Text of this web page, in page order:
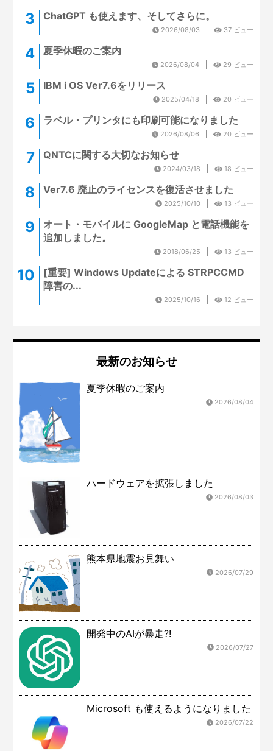
ChatGPT も使えます、そしてさらに。
2026/08/03 37 ビュー
夏季休暇のご案内
2026/08/04 29 ビュー
IBM i OS Ver7.6をリリース
2025/04/18 20 ビュー
ラベル・プリンタにも印刷可能になりました
2026/08/06 20 ビュー
QNTCに関する大切なお知らせ
2024/03/18 18 ビュー
Ver7.6 廃止のライセンスを復活させました
2025/10/10 13 ビュー
オート・モバイルに GoogleMap と電話機能を
追加しました。
2018/06/25 13 ビュー
[重要] Windows Updateによる STRPCCMD
障害の...
2025/10/16 12 ビュー
最新のお知らせ
夏季休暇のご案内
2026/08/04
ハードウェアを拡張しました
2026/08/03
熊本県地震お見舞い
2026/07/29
開発中のAIが暴走?!
2026/07/27
Microsoft も使えるようになりました
2026/07/22